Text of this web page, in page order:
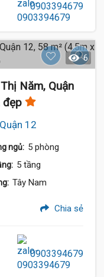
0903394679
6
Năm, Quận
đẹp
12
ngủ: 5 phòng
5 tầng
Tây Nam
Chia sẻ
0903394679